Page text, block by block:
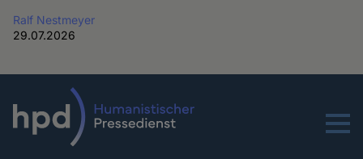
Ralf Nestmeyer
29.07.2026
Menu